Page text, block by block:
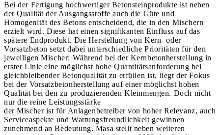
Bei der Fertigung hochwertiger Betonsteinprodukte ist neben
der Qualität der Ausgangsstoffe auch die Güte und
Homogenität des Betons entscheidend, die in den Mischern
erzielt wird. Diese hat einen signifikanten Einfluss auf das
spätere Endprodukt. Die Herstellung von Kern- oder
Vorsatzbeton setzt dabei unterschiedliche Prioritäten für den
jeweiligen Mischer: Während bei der Kernbetonherstellung in
erster Linie eine möglichst hohe Quantitätsanforderung bei
gleichbleibender Betonqualität zu erfüllen ist, liegt der Fokus
bei der Vorsatzbetonherstellung auf einer möglichst hohen
Qualität bei den zu produzierenden Kleinmengen. Doch nicht
nur die reine Leistungsstärke
der Mischer ist für Anlagenbetreiber von hoher Relevanz, auch
Serviceaspekte und Wartungsfreundlichkeit gewinnen
zunehmend an Bedeutung. Masa stellt neben weiteren